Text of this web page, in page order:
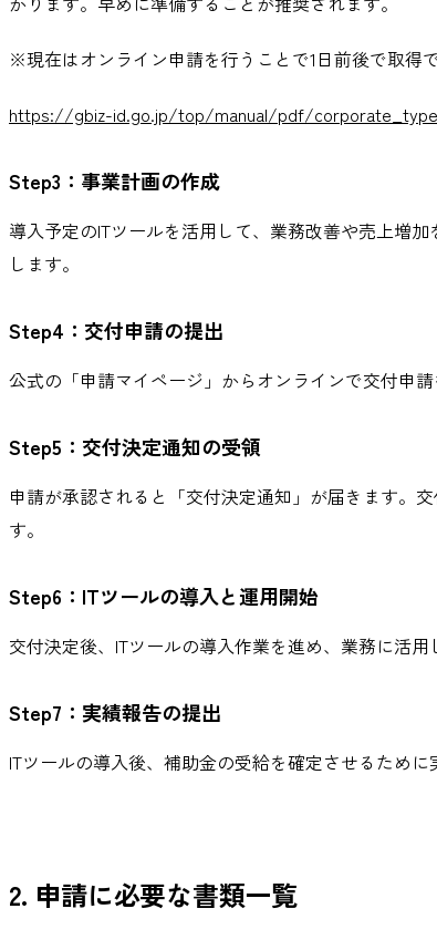
※現在はオンライン申請を行うことで1日前後で取得
https://gbiz-id.go.jp/top/manual/pdf/
Step3：事業計画の作成
導入予定のITツールを活用して、業務改善や売上増
します。
Step4：交付申請の提出
公式の「申請マイページ」からオンラインで交付申
Step5：交付決定通知の受領
申請が承認されると「交付決定通知」が届きます。
す。
Step6：ITツールの導入と運用開始
交付決定後、ITツールの導入作業を進め、業務に活
Step7：実績報告の提出
ITツールの導入後、補助金の受給を確定させるため
2. 申請に必要な書類一覧